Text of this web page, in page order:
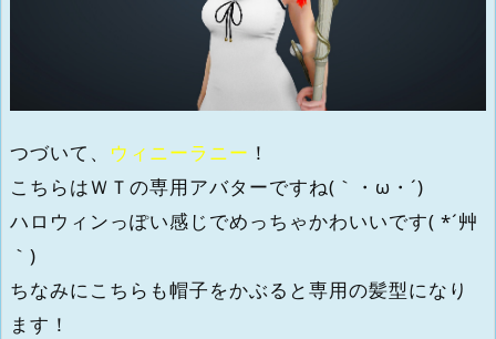
つづいて、 ウィニーラニー ！
こちらはＷＴの専用アバターですね(｀・ω・´)
ハロウィンっぽい感じでめっちゃかわいいです( *´艸
｀)
ちなみにこちらも帽子をかぶると専用の髪型になり
ます！